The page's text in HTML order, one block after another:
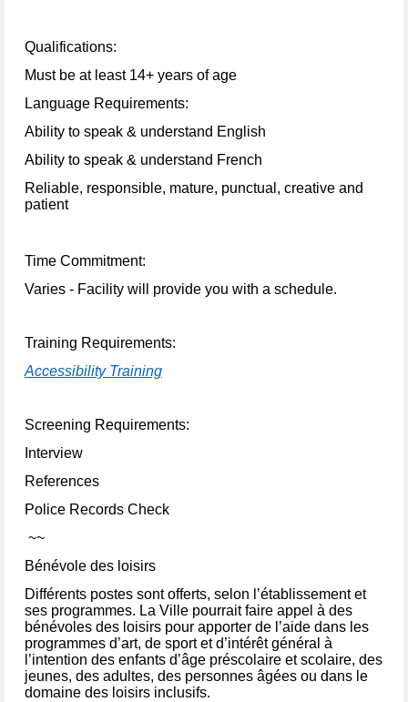
Qualifications:
Must be at least 14+ years of age
Language Requirements:
Ability to speak & understand English
Ability to speak & understand French
Reliable, responsible, mature, punctual, creative and
patient
Time Commitment:
Varies - Facility will provide you with a schedule.
Training Requirements:
Accessibility Training
Screening Requirements:
Interview
References
Police Records Check
~~
Bénévole des loisirs
Différents postes sont offerts, selon l’établissement et
ses programmes. La Ville pourrait faire appel à des
bénévoles des loisirs pour apporter de l’aide dans les
programmes d’art, de sport et d’intérêt général à
l’intention des enfants d’âge préscolaire et scolaire, des
jeunes, des adultes, des personnes âgées ou dans le
domaine des loisirs inclusifs.